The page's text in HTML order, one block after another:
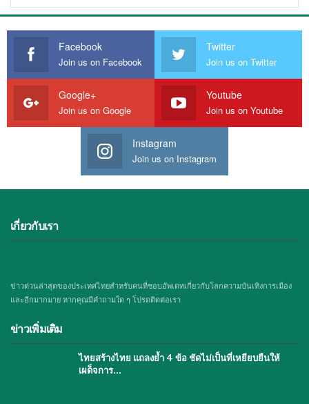
Facebook
Join us on Facebook
Twitter
Join us on Twitter
Google+
Join us on Google
Youtube
Join us on Youtube
Instagram
Join us on Instagram
เกี่ยวกับเรา
ข่าวด่วนล่าสุดของประเทศไทยสำหรับคนที่ชอบอัพเดทเกี่ยวกับโลกความบันเทิงการเมือง
และอีกมากมาย หากคุณมีคำถามใด ๆ โปรดติดต่อเรา
ข่าวเพิ่มเติม
ไทยสร้างไทย แถลงย้ำ 4 ข้อ ชัดไม่เป็นที่เหยียบยืนให้
เผด็จการ…